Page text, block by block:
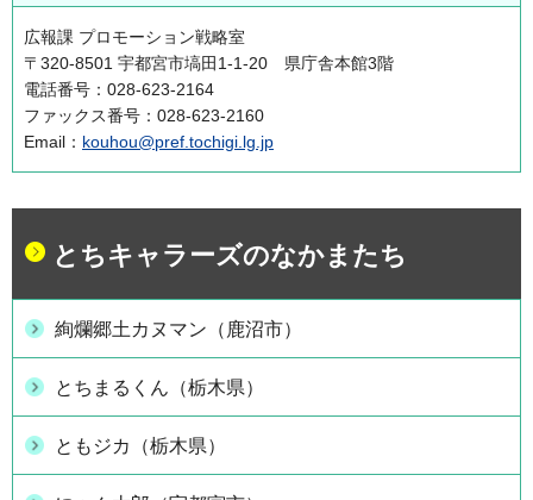
広報課 プロモーション戦略室
〒320-8501 宇都宮市塙田1-1-20 県庁舎本館3階
電話番号：028-623-2164
ファックス番号：028-623-2160
Email： kouhou@pref.tochigi.lg.jp
とちキャラーズのなかまたち
絢爛郷土カヌマン（鹿沼市）
とちまるくん（栃木県）
ともジカ（栃木県）